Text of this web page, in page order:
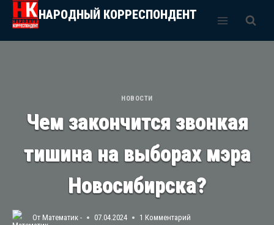
Перейти
содержимому
НАРОДНЫЙ КОРРЕСПОНДЕНТ
НОВОСТИ
Чем закончится звонкая
тишина на выборах мэра
Новосибирска?
От Математик - 07.04.2024 1 Комментарий